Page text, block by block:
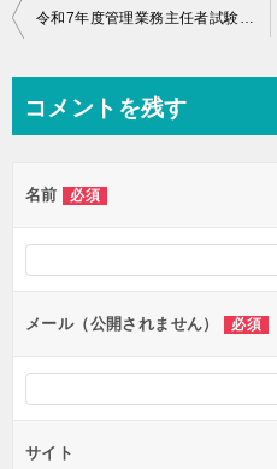
投
ビ
ー
シ
ョ
ン
令和7年度管理業務主任者試験の自己採点をしました
コメントを残す
名前 必須
メール（公開されません） 必須
サイト